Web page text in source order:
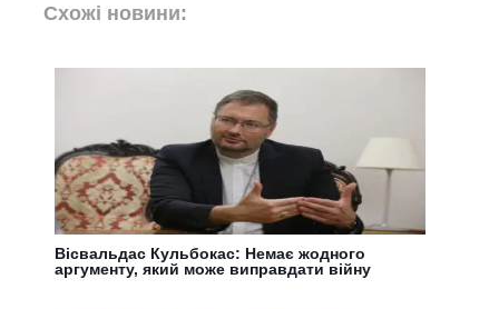
Схожі новини:
Вісвальдас Кульбокас: Немає жодного
аргументу, який може виправдати війну